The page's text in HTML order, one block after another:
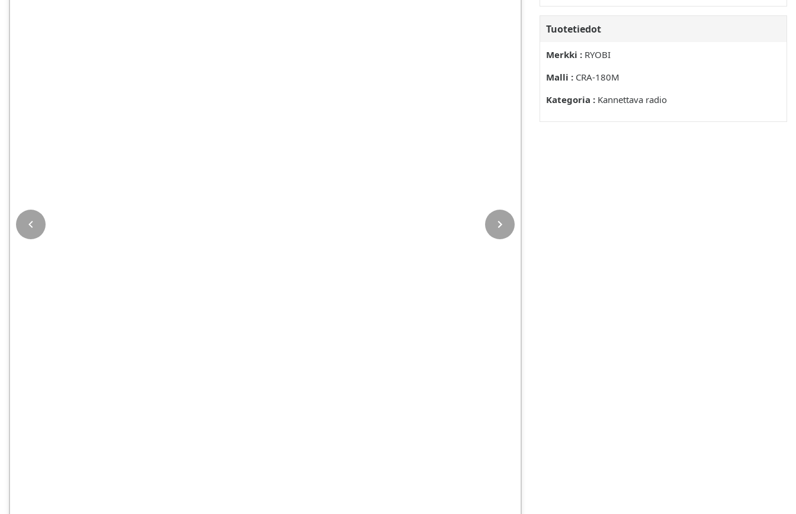
EΛΗΝΙΚΌ
TENIKEΣ ΣYΣTAΣΕΙΣ ΑΣΦΑΛΕΙΔ
IPOEIAOIOIHSH
Γ ΛET EAYTETIYSTAZEIZ
NEPIBAANON EPRASIA
GR
Tuotetiedot
Merkki : RYOBI
Malli : CRA-180M
Kategoria : Kannettava radio